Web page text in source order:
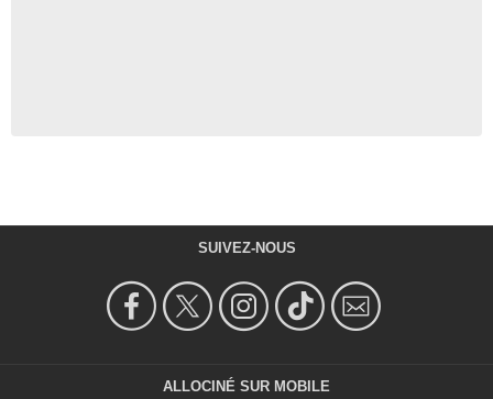
SUIVEZ-NOUS
ALLOCINÉ SUR MOBILE